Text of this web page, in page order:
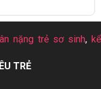
nặng trẻ sơ sinh,kể
TRẺ